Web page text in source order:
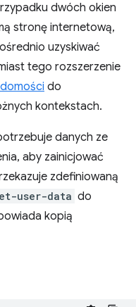
dwóch okien
stronę internetową,
uzyskiwać
tego rozszerzenie
do
kontekstach.
danych ze
aby zainicjować
zdefiniowaną
user-data do
kopią